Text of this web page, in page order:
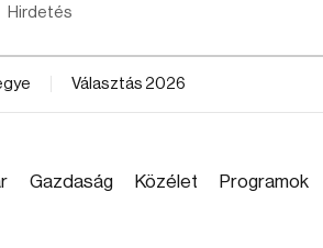
Hirdetés
Választás 2026
Gazdaság Közélet Programok